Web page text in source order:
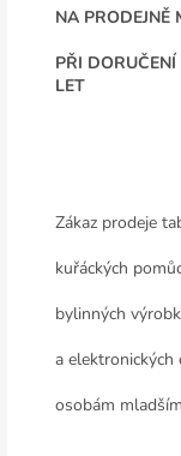
NA PRODEJNĚ
PŘI
LET
Zákaz prodeje
kuřáckých
bylinných
a elektronických
osobám